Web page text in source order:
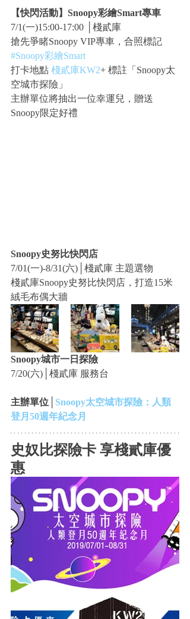
【快閃活動】Snoopy彩繪Smart專車
7/1(一)15:00-17:00 │棧貳庫
搶先爭睹Snoopy VIP專車，合照標記
#Snoopy彩繪Smart
打卡地點 棧貳庫KW2+ 標註「Snoopy太
空城市探險」
主辦單位將抽出一位幸運兒，贈送
Snoopy限定好禮
Snoopy史努比快閃店
7/01(一)-8/31(六)│棧貳庫 主題選物
棧貳庫Snoopy史努比快閃店，打造15米
絨毛布偶大牆
Snoopy城市一日探險
7/20(六)│棧貳庫 服務台
主辦單位│ Snoopy太空城市探險：人類
登月50週年紀念月
史奴比探險卡 享棧貳庫優
惠